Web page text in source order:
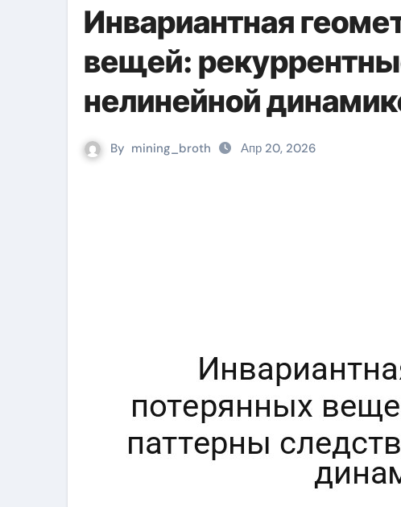
Инвариантная
вещей:
нелинейной
By mining_broth Апр 20, 2026